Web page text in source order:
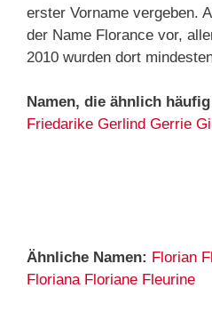
erster Vorname vergeben.
der Name Florance vor,
2010 wurden dort
Namen, die ähnlich
Friedarike Gerlind Gerrie
Ähnliche Namen: Florian
Floriana Floriane Fleurine